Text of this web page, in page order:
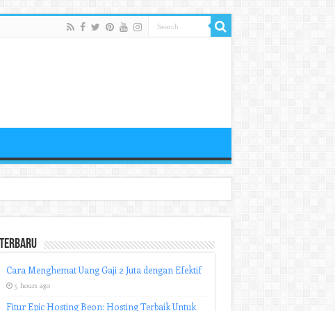
Terbaru
Cara Menghemat Uang Gaji 2 Juta dengan Efektif
5 hours ago
Fitur Epic Hosting Beon: Hosting Terbaik Untuk